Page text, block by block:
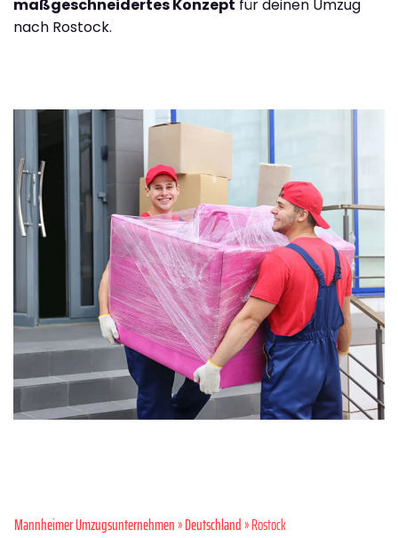
maßgeschneidertes Konzept für deinen Umzug
nach Rostock.
Mannheimer Umzugsunternehmen»Deutschland» Rostock